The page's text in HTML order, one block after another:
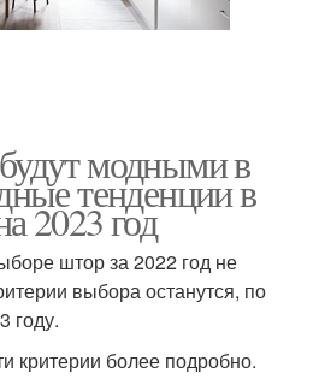
модными в
тенденции в
2023 год
штор за 2022 год не
выбора останутся, по
году.
критерии более подробно.